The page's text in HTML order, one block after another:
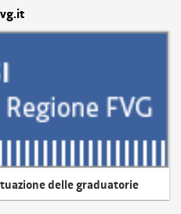
delle graduatorie